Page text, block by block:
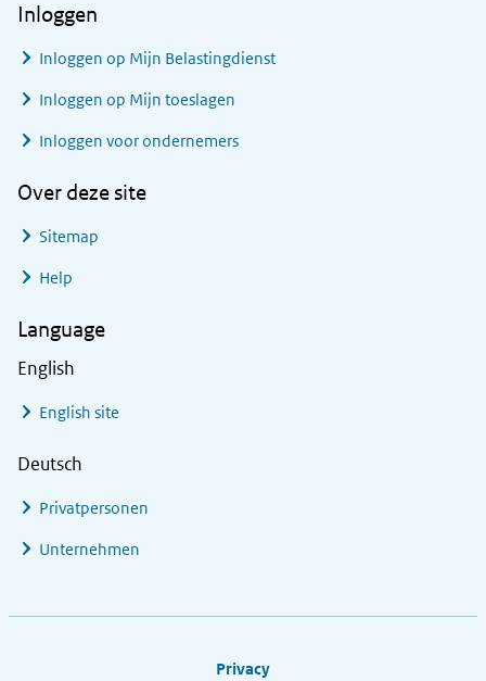
Inloggen
Inloggen op Mijn Belastingdienst
Inloggen op Mijn toeslagen
Inloggen voor ondernemers
Over deze site
Sitemap
Help
Language
English
English site
Deutsch
Privatpersonen
Unternehmen
Privacy